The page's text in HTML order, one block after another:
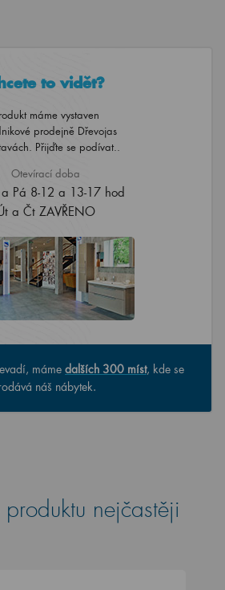
to vidět?
máme vystaven
prodejně Dřevojas
Přijďte se podívat..
Otevírací doba
a Pá 8-12 a 13-17 hod
a Čt ZAVŘENO
máme dalších 300 míst, kde se
náš nábytek.
produktu nejčastěji